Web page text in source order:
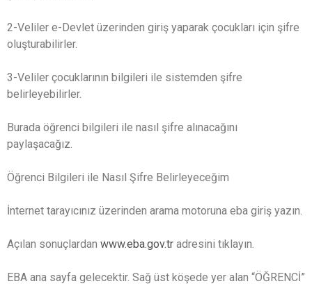
2-Veliler e-Devlet üzerinden giriş yaparak çocukları için şifre
oluşturabilirler.
3-Veliler çocuklarının bilgileri ile sistemden şifre
belirleyebilirler.
Burada öğrenci bilgileri ile nasıl şifre alınacağını
paylaşacağız.
Öğrenci Bilgileri ile Nasıl Şifre Belirleyeceğim
İnternet tarayıcınız üzerinden arama motoruna eba giriş yazın.
Açılan sonuçlardan www.eba.gov.tr adresini tıklayın.
EBA ana sayfa gelecektir. Sağ üst köşede yer alan “ÖĞRENCİ”